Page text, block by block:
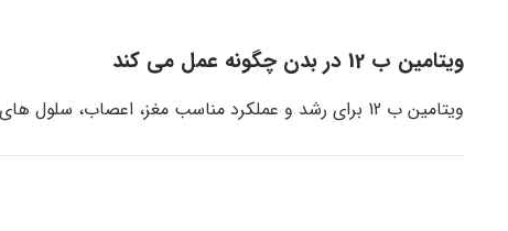
ویتامین ب 12 در بدن چگونه عمل می کند
ویتامین ب 12 برای رشد و عملکرد مناسب مغز، اعصاب، سلول های خونی، دیگر بخش های بدن ضروری است.